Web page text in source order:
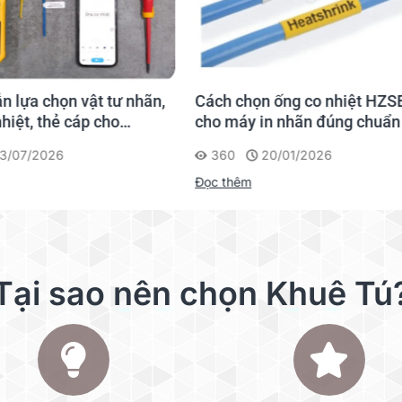
SC6Y SC9Y
SC12Y
SC9G
SC6B SC9B
dạng màu nền và màu
ống co nhiệt HZSE
in nhãn đúng chuẩn
20/01/2026
So sánh Brother PT-
PT-E310BTVP
322
15/01/2026
Đọc thêm
sao nên chọn Khuê